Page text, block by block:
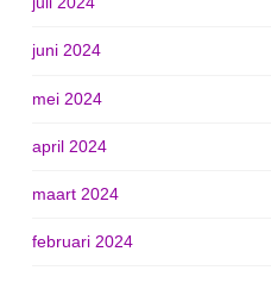
juni 2024
mei 2024
april 2024
maart 2024
februari 2024